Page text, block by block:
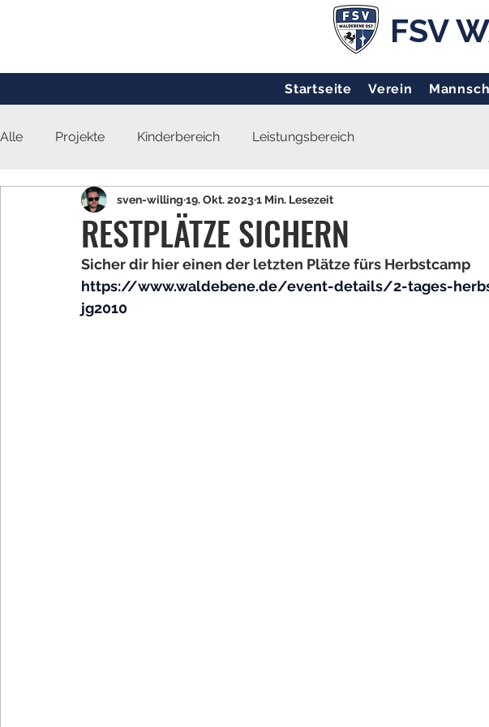
FSV
Startseite Verein
Alle Projekte Kinderbereich Leistungsbereich
RESTPLÄTZE SICHERN
sven-willing 19. Okt. 20231 Min. Lesezeit
Sicher dir hier einen der letzten Plätze fürs Herbstcamp
https://www.waldebene.de/event-details/2-tages-
jg2010